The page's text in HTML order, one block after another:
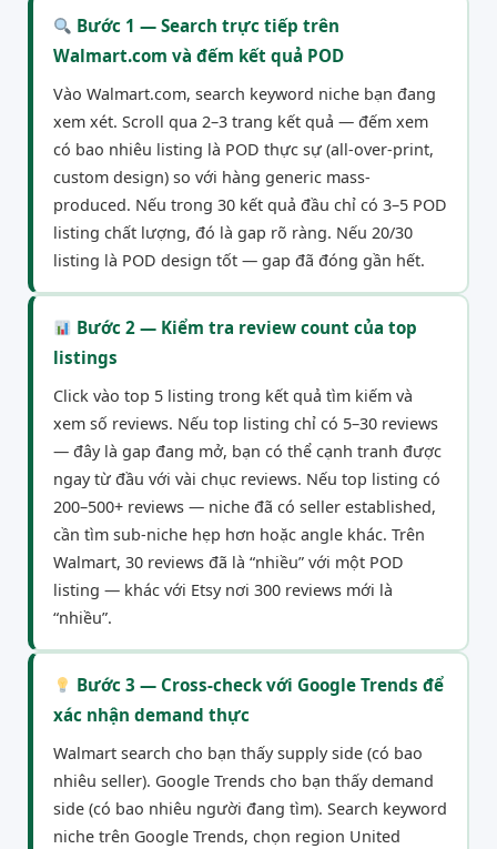
Bước 1 — Search trực tiếp trên
Walmart.com và đếm kết quả POD
Vào Walmart.com, search keyword niche bạn đang
xem xét. Scroll qua 2–3 trang kết quả — đếm xem
có bao nhiêu listing là POD thực sự (all-over-print,
custom design) so với hàng generic mass-
produced. Nếu trong 30 kết quả đầu chỉ có 3–5 POD
listing chất lượng, đó là gap rõ ràng. Nếu 20/30
listing là POD design tốt — gap đã đóng gần hết.
Bước 2 — Kiểm tra review count của top
listings
Click vào top 5 listing trong kết quả tìm kiếm và
xem số reviews. Nếu top listing chỉ có 5–30 reviews
— đây là gap đang mở, bạn có thể cạnh tranh được
ngay từ đầu với vài chục reviews. Nếu top listing có
200–500+ reviews — niche đã có seller established,
cần tìm sub-niche hẹp hơn hoặc angle khác. Trên
Walmart, 30 reviews đã là “nhiều” với một POD
listing — khác với Etsy nơi 300 reviews mới là
“nhiều”.
Bước 3 — Cross-check với Google Trends để
xác nhận demand thực
Walmart search cho bạn thấy supply side (có bao
nhiêu seller). Google Trends cho bạn thấy demand
side (có bao nhiêu người đang tìm). Search keyword
niche trên Google Trends, chọn region United